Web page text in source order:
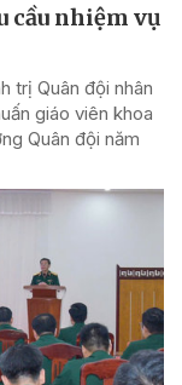
cầu nhiệm vụ
trị Quân đội nhân
giáo viên khoa
Quân đội năm